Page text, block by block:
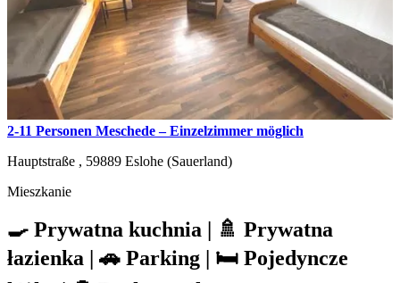
2-11 Personen Meschede – Einzelzimmer möglich
Hauptstraße , 59889 Eslohe (Sauerland)
Mieszkanie
🍳 Prywatna kuchnia | 🚿 Prywatna
łazienka | 🚗 Parking | 🛏️ Pojedyncze